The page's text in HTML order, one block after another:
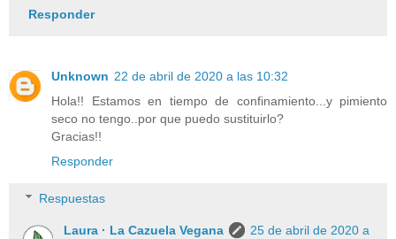
Responder
Unknown 22 de abril de 2020 a las 10:32
Hola!! Estamos en tiempo de confinamiento...y pimiento
seco no tengo..por que puedo sustituirlo?
Gracias!!
Responder
Respuestas
Laura · La Cazuela Vegana
25 de abril de 2020 a